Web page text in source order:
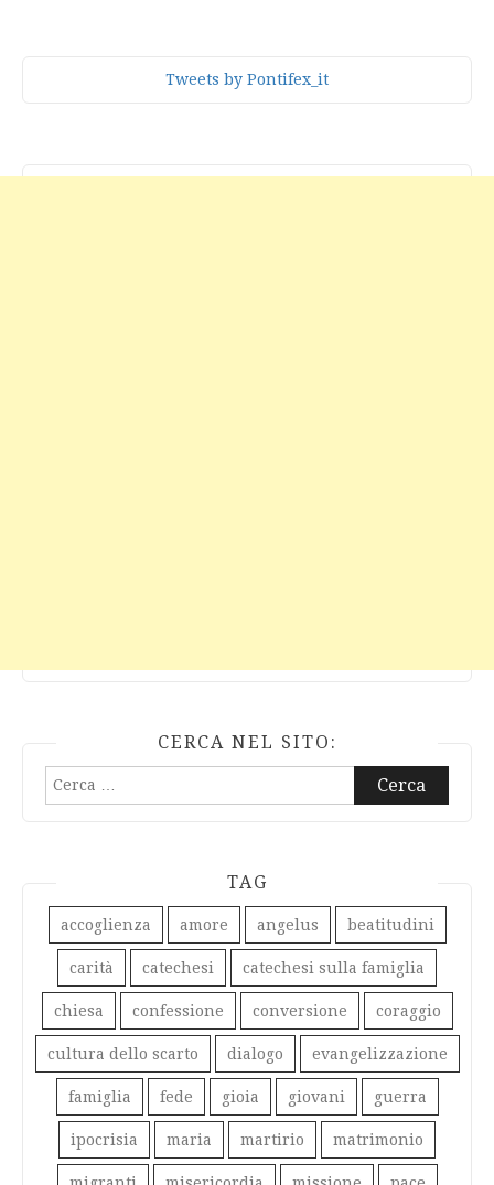
Tweets by Pontifex_it
CERCA NEL SITO:
Ricerca
TAG
accoglienza amore angelus beatitudini
carità catechesi catechesi sulla famiglia
chiesa confessione conversione coraggio
cultura dello scarto dialogo evangelizzazione
famiglia fede gioia giovani guerra
ipocrisia maria martirio matrimonio